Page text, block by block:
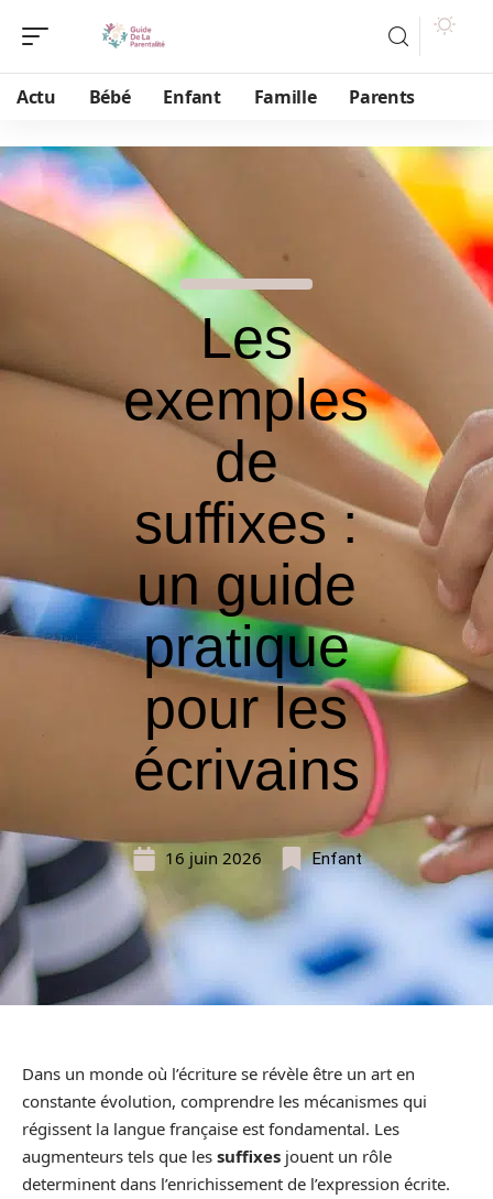
Actu Bébé Enfant Famille Parents
Les
exemples
de
suffixes :
un guide
pratique
pour les
écrivains
16 juin 2026 Enfant
Dans un monde où l’écriture se révèle être un art en
constante évolution, comprendre les mécanismes qui
régissent la langue française est fondamental. Les
augmenteurs tels que les suffixes jouent un rôle
determinent dans l’enrichissement de l’expression écrite.